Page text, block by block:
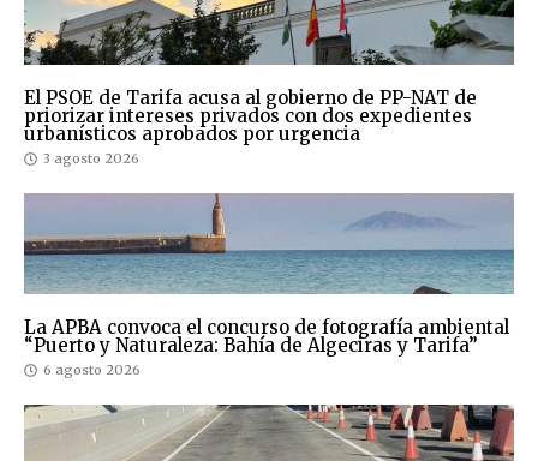
El PSOE de Tarifa acusa al gobierno de PP-NAT de
priorizar intereses privados con dos expedientes
urbanísticos aprobados por urgencia
3 agosto 2026
La APBA convoca el concurso de fotografía ambiental
“Puerto y Naturaleza: Bahía de Algeciras y Tarifa”
6 agosto 2026